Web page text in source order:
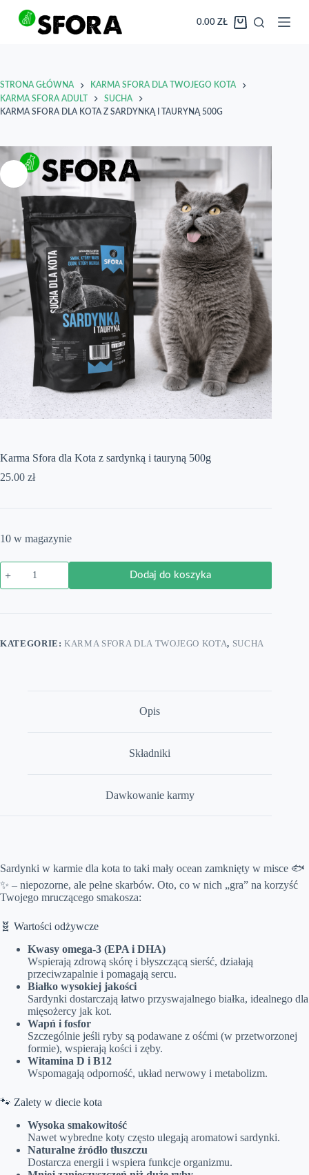
Koszyk
0.00 ZŁ
STRONA GŁÓWNA
KARMA SFORA DLA TWOJEGO KOTA
KARMA SFORA ADULT
SUCHA
KARMA SFORA DLA KOTA Z SARDYNKĄ I TAURYNĄ 500G
Karma Sfora dla Kota z sardynką i tauryną 500g
25.00 zł
10 w magazynie
ilość
Karma
Sfora
i
Dodaj do koszyka
KATEGORIE:KARMA SFORA DLA TWOJEGO KOTA, SUCHA
Opis
Składniki
Dawkowanie karmy
Sardynki w karmie dla kota to taki mały ocean zamknięty w misce 🐟
✨ – niepozorne, ale pełne skarbów. Oto, co w nich „gra” na korzyść
Twojego mruczącego smakosza:
🧬 Wartości odżywcze
Kwasy omega-3 (EPA i DHA)
Wspierają zdrową skórę i błyszczącą sierść, działają
przeciwzapalnie i pomagają sercu.
Białko wysokiej jakości
Sardynki dostarczają łatwo przyswajalnego białka, idealnego dla
mięsożercy jak kot.
Wapń i fosfor
Szczególnie jeśli ryby są podawane z ośćmi (w przetworzonej
formie), wspierają kości i zęby.
Witamina D i B12
Wspomagają odporność, układ nerwowy i metabolizm.
🐾 Zalety w diecie kota
Wysoka smakowitość
Nawet wybredne koty często ulegają aromatowi sardynki.
Naturalne źródło tłuszczu
Dostarcza energii i wspiera funkcje organizmu.